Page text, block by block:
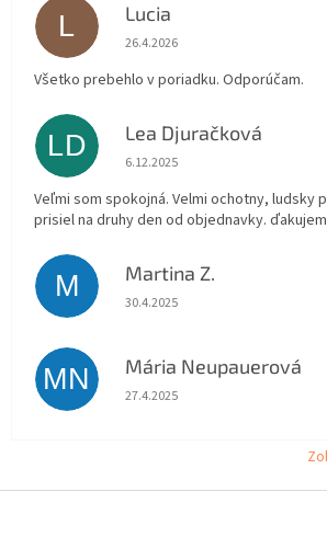
L Lucia
Hodnotenie obchodu je 5 z 5
26.4.2026
Všetko prebehlo v poriadku. Odporúčam.
LD Lea Djuračková
Hodnotenie obchodu je 5 z 5
6.12.2025
Veľmi som spokojná. Velmi ochotny, ludsky
prisiel na druhy den od objednavky.
M Martina Z.
Hodnotenie obchodu je 5 z 5
30.4.2025
MN Mária Neupauerová
Hodnotenie obchodu je 5 z 5
27.4.2025